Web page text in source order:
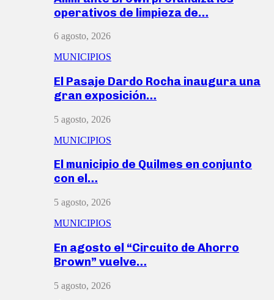
operativos de limpieza de…
6 agosto, 2026
MUNICIPIOS
El Pasaje Dardo Rocha inaugura una
gran exposición…
5 agosto, 2026
MUNICIPIOS
El municipio de Quilmes en conjunto
con el…
5 agosto, 2026
MUNICIPIOS
En agosto el “Circuito de Ahorro
Brown” vuelve…
5 agosto, 2026